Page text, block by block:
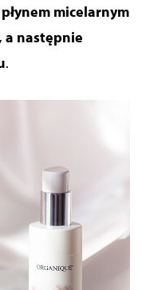
micelarnym
a następnie
.